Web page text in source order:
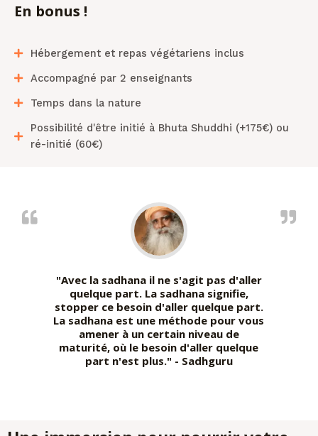
En bonus !
Hébergement et repas végétariens inclus
Accompagné par 2 enseignants
Temps dans la nature
Possibilité d'être initié à Bhuta Shuddhi (+175€) ou
ré-initié (60€)
"Avec la sadhana il ne s'agit pas d'aller
quelque part. La sadhana signifie,
stopper ce besoin d'aller quelque part.
La sadhana est une méthode pour vous
amener à un certain niveau de
maturité, où le besoin d'aller quelque
part n'est plus." - Sadhguru